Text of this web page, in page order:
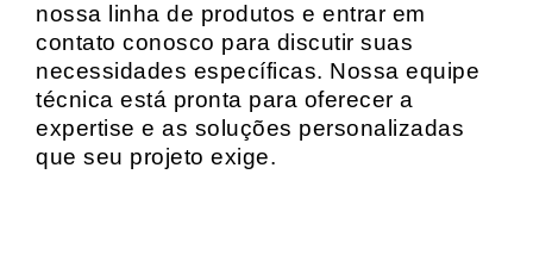
nossa linha de produtos e entrar em
contato conosco para discutir suas
necessidades específicas. Nossa equipe
técnica está pronta para oferecer a
expertise e as soluções personalizadas
que seu projeto exige.